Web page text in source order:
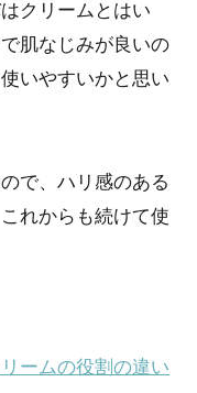
クリームとはい
肌なじみが良いの
いやすいかと思い
で、ハリ感のある
れからも続けて使
ームの役割の違い